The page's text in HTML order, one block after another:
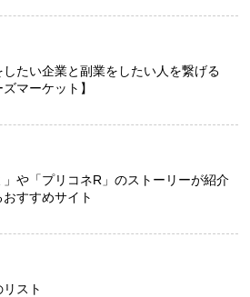
したい企業と副業をしたい人を繋げる
ズマーケット】
」や「プリコネR」のストーリーが紹介
すすめサイト
スト